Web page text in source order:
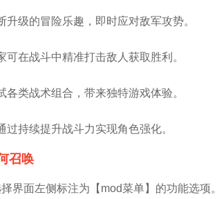
级的冒险乐趣，即时应对敌军攻势。
在战斗中精准打击敌人获取胜利。
类战术组合，带来独特游戏体验。
持续提升战斗力实现角色强化。
召唤
界面左侧标注为【mod菜单】的功能选项。